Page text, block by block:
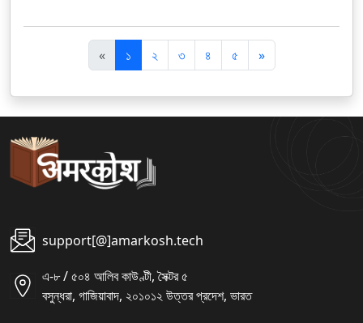
«पि
छ
ला
১ ২ ৩ ৪ ৫ »अ
ग
ला
support[@]amarkosh.tech
এ-৮ / ৫০৪ আলিব কাউণ্টী, সৈক্টর ৫
বসুন্ধরা, গাজিয়াবাদ, ২০১০১২ উত্তর প্রদেশ, ভারত